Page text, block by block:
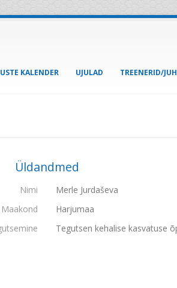
KALENDER UJULAD TREENERID/
Üldandmed
Nimi
Merle Jurdaševa
Maakond
Harjumaa
Tegutsen kehalise kasvatuse